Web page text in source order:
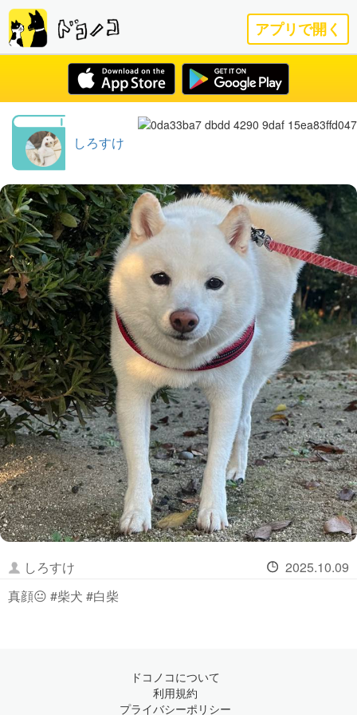
アプリで開く
しろすけ
しろすけ
2025.10.09
真顔😐 #柴犬 #白柴
ドコノコについて
利用規約
プライバシーポリシー